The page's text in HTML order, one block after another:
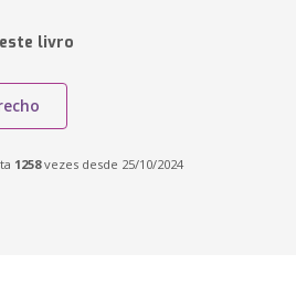
livro
1258vezes desde 25/10/2024